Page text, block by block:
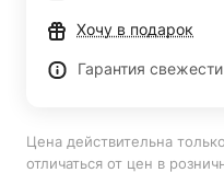
Хочу в подарок
Гарантия
Цена действительна
отличаться от цен в